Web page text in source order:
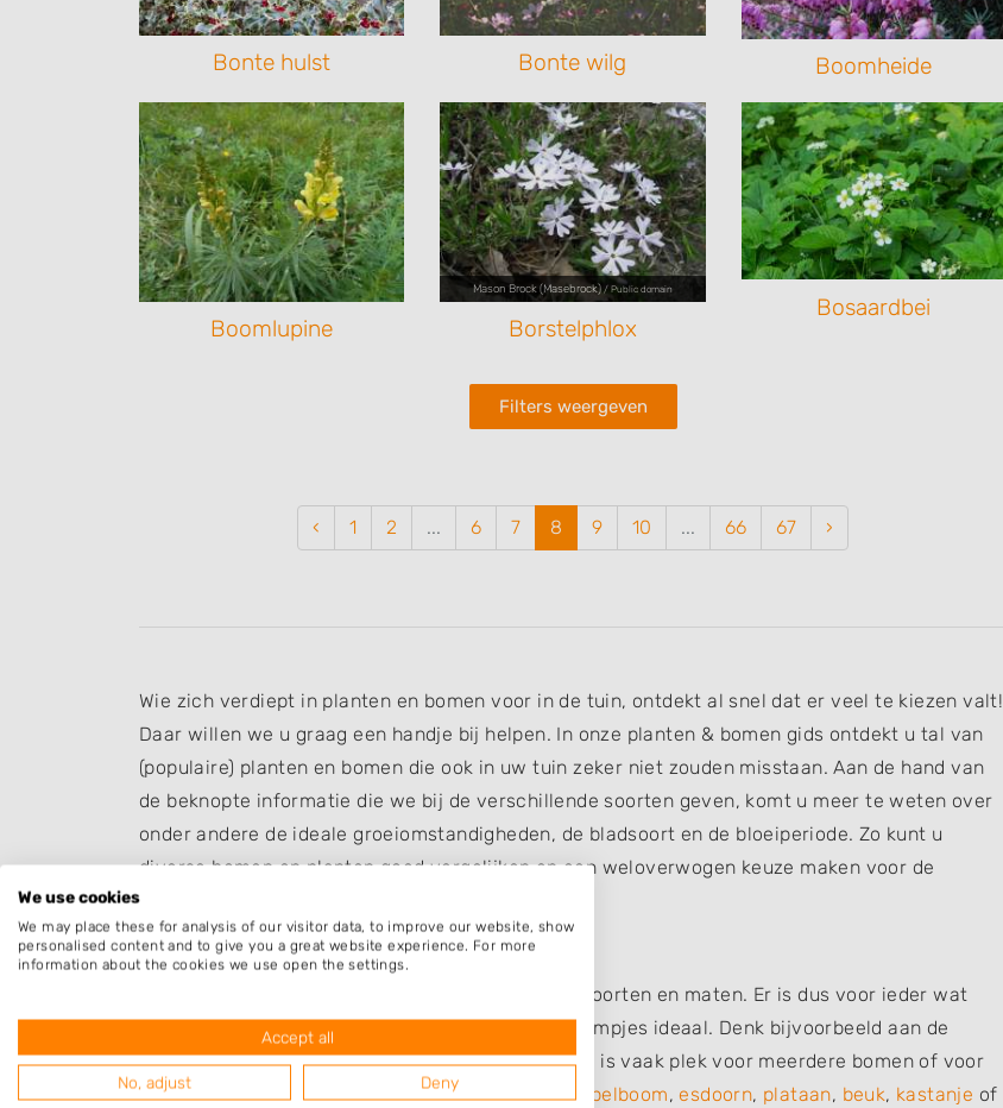
Bonte hulst Bonte wilg Boomheide
Boomlupine
Mason Brock (Masebrock)/ Public domain
Borstelphlox
Bosaardbei
Filters weergeven
‹ 1 2 ... 6 7 8 9 10 ... 66 67 ›
Wie zich verdiept in planten en bomen voor in de tuin, ontdekt al snel dat er veel te kiezen valt!
Daar willen we u graag een handje bij helpen. In onze planten & bomen gids ontdekt u tal van
(populaire) planten en bomen die ook in uw tuin zeker niet zouden misstaan. Aan de hand van
de beknopte informatie die we bij de verschillende soorten geven, komt u meer te weten over
onder andere de ideale groeiomstandigheden, de bladsoort en de bloeiperiode. Zo kunt u
diverse bomen en planten goed vergelijken en een weloverwogen keuze maken voor de
beplanting van uw tuin.
Bomen en coniferen
Bomen en coniferen zijn er in veel verschillende soorten en maten. Er is dus voor ieder wat
wils! In kleinere tuinen zijn treurvormen en bolboompjes ideaal. Denk bijvoorbeeld aan de
leilinde, decatalpaen deacacia. In grotere tuinen is vaak plek voor meerdere bomen of voor
een enkele grotere boom. Wat dacht u van eenappelboom,esdoorn, plataan, beuk, kastanje of
We use cookies
We may place these for analysis of our visitor data, to improve our website, show
personalised content and to give you a great website experience. For more
information about the cookies we use open the settings.
Accept all
No, adjust Deny